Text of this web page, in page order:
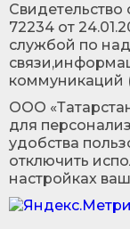
72234 от
службой по
коммуникаций
ООО
для
удобства
отключить
настройках